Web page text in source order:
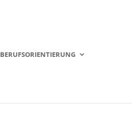
BERUFSORIENTIERUNG